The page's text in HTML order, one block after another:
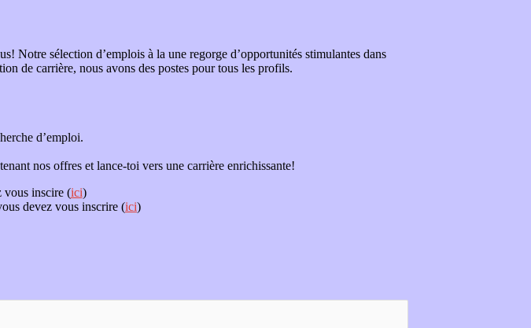
Notre sélection d’emplois à la une regorge d’opportunités stimulantes dans
de carrière, nous avons des postes pour tous les profils.
d’emploi.
nos offres et lance-toi vers une carrière enrichissante!
vous inscire (ici)
devez vous inscrire (ici)